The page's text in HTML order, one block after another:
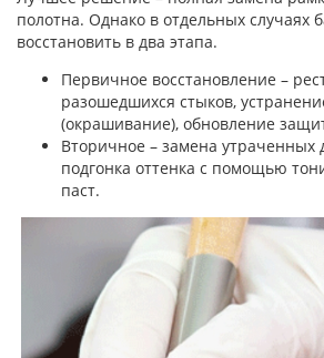
полотна. Однако в отдельных случаях
восстановить в два этапа.
Первичное восстановление –
разошедшихся стыков,
(окрашивание), обновление
Вторичное – замена утраченных
подгонка оттенка с помощью
паст.